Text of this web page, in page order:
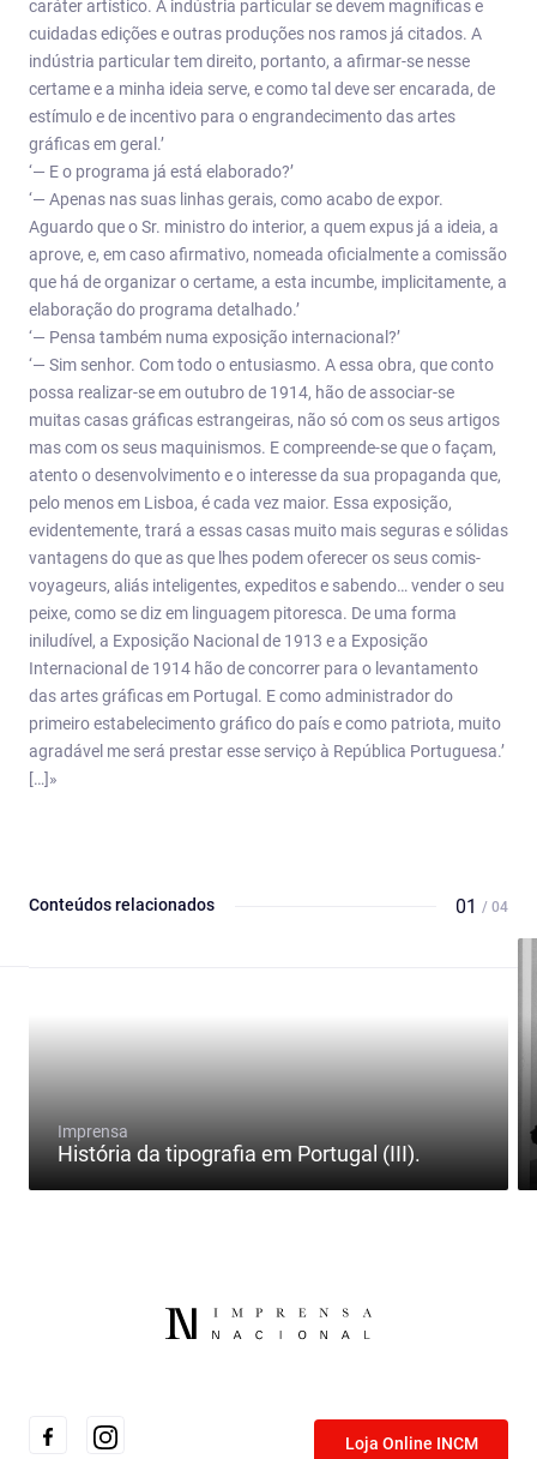
caráter artístico. À indústria particular se devem magníficas e
cuidadas edições e outras produções nos ramos já citados. A
indústria particular tem direito, portanto, a afirmar-se nesse
certame e a minha ideia serve, e como tal deve ser encarada, de
estímulo e de incentivo para o engrandecimento das artes
gráficas em geral.’
‘— E o programa já está elaborado?’
‘— Apenas nas suas linhas gerais, como acabo de expor.
Aguardo que o Sr. ministro do interior, a quem expus já a ideia, a
aprove, e, em caso afirmativo, nomeada oficialmente a comissão
que há de organizar o certame, a esta incumbe, implicitamente, a
elaboração do programa detalhado.’
‘— Pensa também numa exposição internacional?’
‘— Sim senhor. Com todo o entusiasmo. A essa obra, que conto
possa realizar-se em outubro de 1914, hão de associar-se
muitas casas gráficas estrangeiras, não só com os seus artigos
mas com os seus maquinismos. E compreende-se que o façam,
atento o desenvolvimento e o interesse da sua propaganda que,
pelo menos em Lisboa, é cada vez maior. Essa exposição,
evidentemente, trará a essas casas muito mais seguras e sólidas
vantagens do que as que lhes podem oferecer os seus comis-
voyageurs, aliás inteligentes, expeditos e sabendo… vender o seu
peixe, como se diz em linguagem pitoresca. De uma forma
iniludível, a Exposição Nacional de 1913 e a Exposição
Internacional de 1914 hão de concorrer para o levantamento
das artes gráficas em Portugal. E como administrador do
primeiro estabelecimento gráfico do país e como patriota, muito
agradável me será prestar esse serviço à República Portuguesa.’
[…]»
Conteúdos relacionados 01 / 04
Imprensa
História da tipografia em Portugal (III).
Loja Online INCM